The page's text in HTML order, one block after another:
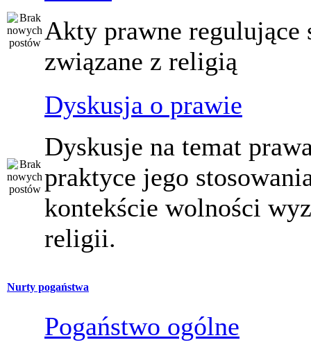
Akty prawne regulujące
związane z religią
Dyskusja o prawie
Dyskusje na temat
praktyce jego
kontekście wolności
religii.
Nurty pogaństwa
Pogaństwo ogólne